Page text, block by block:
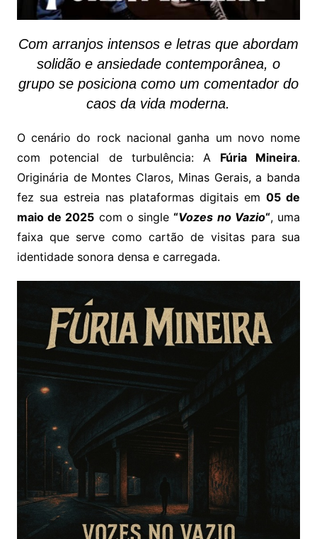
Com arranjos intensos e letras que abordam
solidão e ansiedade contemporânea, o
grupo se posiciona como um comentador do
caos da vida moderna.
O cenário do rock nacional ganha um novo nome
com potencial de turbulência: A Fúria Mineira.
Originária de Montes Claros, Minas Gerais, a banda
fez sua estreia nas plataformas digitais em05 de
maio de 2025 com o single“Vozes no Vazio“, uma
faixa que serve como cartão de visitas para sua
identidade sonora densa e carregada.